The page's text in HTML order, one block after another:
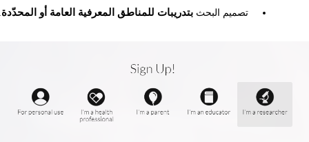
تصميم البحث بتدريبات للمناطق المعرفية العامة أو المحدّدة